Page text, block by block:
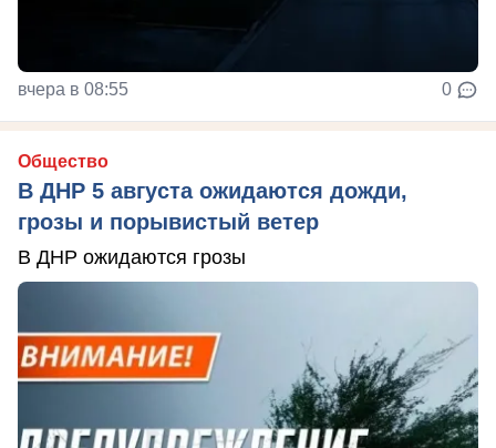
вчера в 08:55 0
Общество
В ДНР 5 августа ожидаются дожди,
грозы и порывистый ветер
В ДНР ожидаются грозы